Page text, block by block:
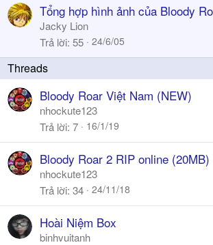
Tổng hợp hình ảnh của Bloody
Jacky Lion
Trả lời 55 24/6/05
Bloody Roar Việt Nam (NEW)
nhockute123
Trả lời 7 16/1/19
Bloody Roar 2 RIP online (20MB)
nhockute123
Trả lời 34 24/11/18
Hoài Niệm Box
binhvuitanh